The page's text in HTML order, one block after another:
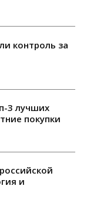
контроль за
3 лучших
покупки
и